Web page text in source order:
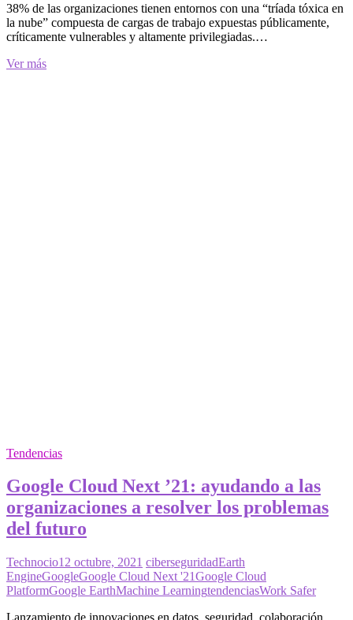
38% de las organizaciones tienen entornos con una “tríada tóxica en
la nube” compuesta de cargas de trabajo expuestas públicamente,
críticamente vulnerables y altamente privilegiadas.…
Ver más4
Tendencias
Google Cloud Next ’21: ayudando a las
organizaciones a resolver los problemas
del futuro
Technocio12 octubre, 2021 ciberseguridadEarth
EngineGoogleGoogle Cloud Next '21Google Cloud
PlatformGoogle EarthMachine LearningtendenciasWork Safer